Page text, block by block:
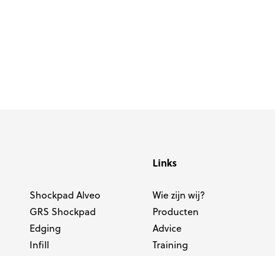
Shockpad Alveo
GRS Shockpad
Edging
Infill
Links
Wie zijn wij?
Producten
Advice
Training